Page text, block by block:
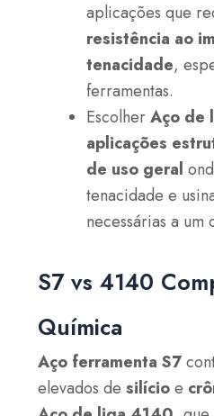
aplicações que
resistência ao
tenacidade,
ferramentas.
EscolherAço de
aplicações
de uso geral
tenacidade e
necessárias a um
S7 vs 4140
Química
Aço ferramenta S7
elevados desilícioe